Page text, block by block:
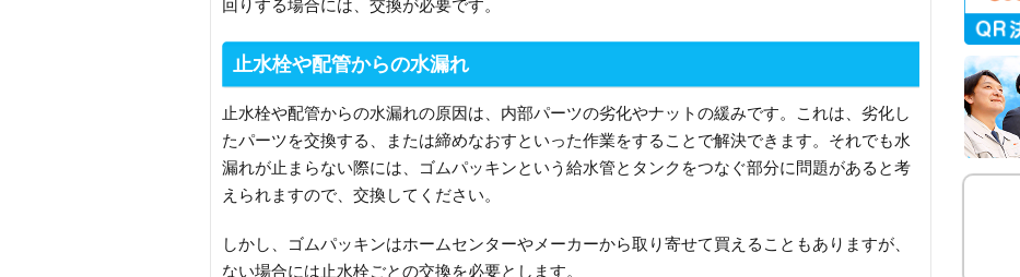
回りする場合には、交換が必要です。
止水栓や配管からの水漏れ
止水栓や配管からの水漏れの原因は、内部パーツの劣化やナットの緩みです。これは、劣化し
たパーツを交換する、または締めなおすといった作業をすることで解決できます。それでも水
漏れが止まらない際には、ゴムパッキンという給水管とタンクをつなぐ部分に問題があると考
えられますので、交換してください。
しかし、ゴムパッキンはホームセンターやメーカーから取り寄せて買えることもありますが、
ない場合には止水栓ごとの交換を必要とします。